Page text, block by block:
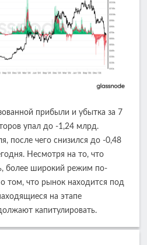
прибыли и убытка за 7
упал до -1,24 млрд.
после чего снизился до -0,48
Несмотря на то, что
более широкий режим по-
том, что рынок находится под
на этапе
капитулировать.